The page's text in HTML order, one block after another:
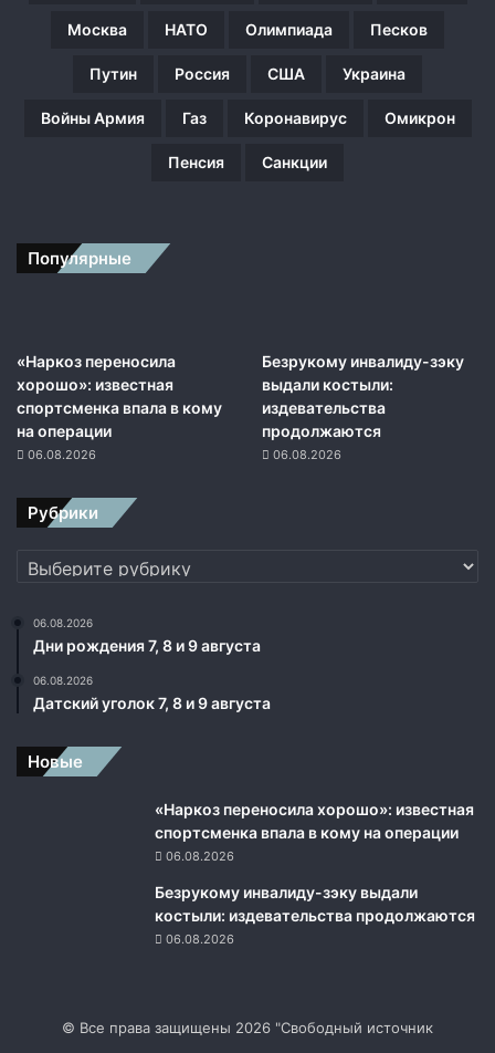
Москва НАТО Олимпиада Песков
Путин Россия США Украина
Войны Армия Газ Коронавирус Омикрон
Пенсия Санкции
Популярные
«Наркоз переносила
хорошо»: известная
спортсменка впала в кому
на операции
06.08.2026
Безрукому инвалиду-зэку
выдали костыли:
издевательства
продолжаются
06.08.2026
Рубрики
Рубрики
06.08.2026
Дни рождения 7, 8 и 9 августа
06.08.2026
Датский уголок 7, 8 и 9 августа
Новые
«Наркоз переносила хорошо»: известная
спортсменка впала в кому на операции
06.08.2026
Безрукому инвалиду-зэку выдали
костыли: издевательства продолжаются
06.08.2026
© Все права защищены 2026 "Свободный источник